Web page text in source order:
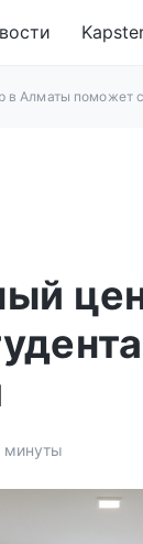
в Алматы поможет
минуты